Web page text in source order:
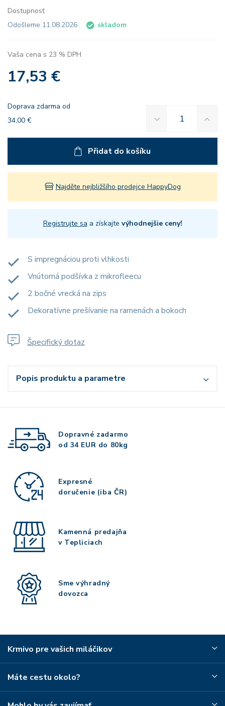
Dostupnosť
Odošleme 11.08.2026
skladom
Vaša cena s 23 % DPH
17,53 €
Doprava zdarma od
34,00 €
Přidat do košíku
Najděte nejbližšího prodejce HappyDog
Registrujte sa a získajte výhodnejšie ceny!
S impregnáciou proti vlhkosti
Vnútorná podšívka z mikrofleecu
2 bočné vrecká na zips
Dekoratívne prešívanie na ramenách a bokoch
Špecifický dotaz
Popis produktu a parametre
Dopravné zadarmo
od 34 EUR do 80kg
Expresné
doručenie (iba ČR)
Kamenná predajňa
v Tepliciach
Sme výhradný
dovozca
Krmivo pre vašich miláčikov
Máte cestu okolo?